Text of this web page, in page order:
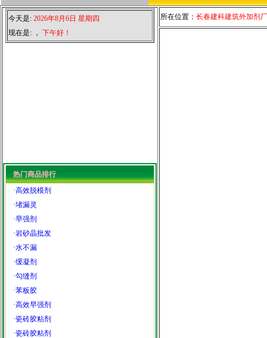
今天是: 2026年8月6日 星期四
现在是: ， 下午好！
热门商品排行
·高效脱模剂
·堵漏灵
·早强剂
·岩砂晶批发
·水不漏
·缓凝剂
·勾缝剂
·苯板胶
·高效早强剂
·瓷砖胶粘剂
·瓷砖胶粘剂
所在位置： 长春建科建筑外加剂厂